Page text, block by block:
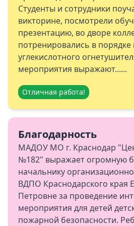
Студенты и сотрудники
викторине, посмотрели
презентацию, во дворе
потренировались в
углекислотного
мероприятия выражают......
Отличная работа!
Благодарность
МАДОУ МО г. Краснодар
№182" выражает огромную
начальнику
ВДПО Краснодарского края
Петровне за проведение
мероприятия для детей
пожарной безопасности.